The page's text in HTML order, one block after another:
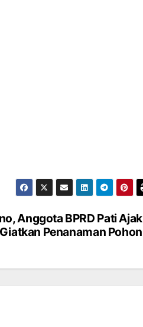
Anggota BPRD Pati Ajak
Penanaman Pohon